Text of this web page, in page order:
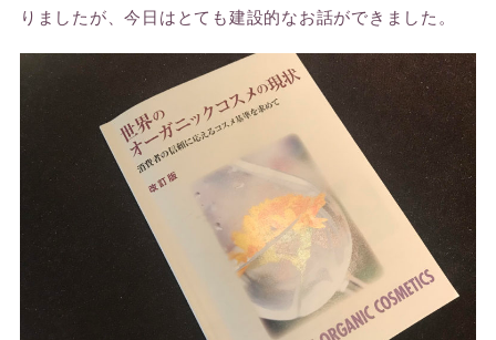
りましたが、今日はとても建設的なお話ができました。